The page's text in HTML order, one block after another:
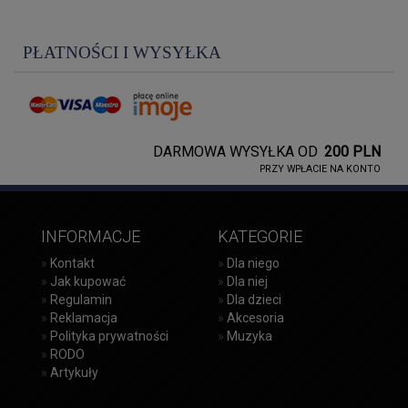
PŁATNOŚCI I WYSYŁKA
DARMOWA WYSYŁKA OD 200 PLN
PRZY WPŁACIE NA KONTO
INFORMACJE
» Kontakt
» Jak kupować
» Regulamin
» Reklamacja
» Polityka prywatności
» RODO
» Artykuły
KATEGORIE
» Dla niego
» Dla niej
» Dla dzieci
» Akcesoria
» Muzyka